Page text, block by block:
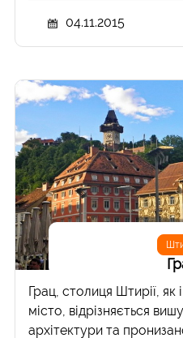
04.11.2015
Грац, столиця Штирії, як
місто, відрізняється
архітектури та